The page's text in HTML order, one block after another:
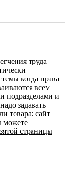
труда
когда права
всем
подразделами и
задавать
товара: сайт
можете
страницы